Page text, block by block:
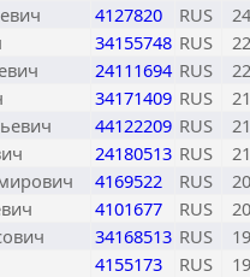
4127820 RUS
34155748 RUS
24111694 RUS
34171409 RUS
44122209 RUS
24180513 RUS
4169522 RUS
4101677 RUS
34168513 RUS
4155173 RUS